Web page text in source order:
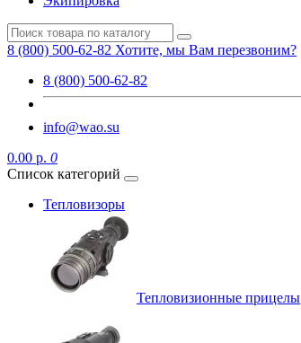
8 (800) 500-62-82 Хотите, мы Вам перезвоним?
8 (800) 500-62-82
info@wao.su
0.00 р. 0
Список категорий
Тепловизоры
Тепловизионные прицелы